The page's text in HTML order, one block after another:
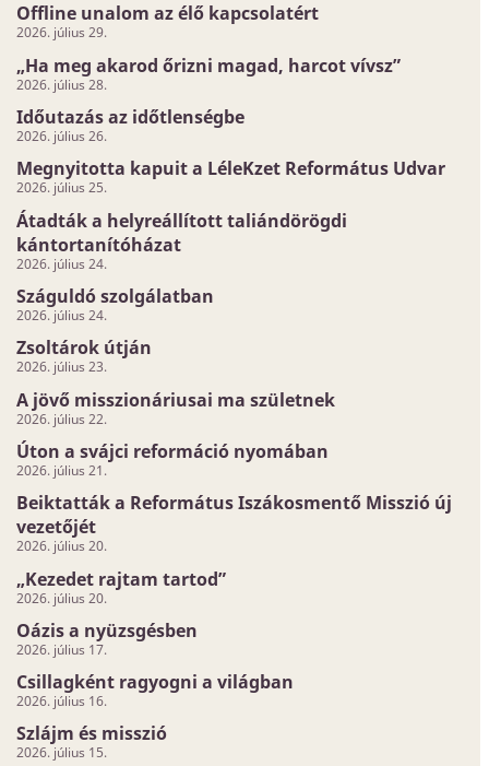
Offline unalom az élő kapcsolatért
2026. július 29.
„Ha meg akarod őrizni magad, harcot vívsz”
2026. július 28.
Időutazás az időtlenségbe
2026. július 26.
Megnyitotta kapuit a LéleKzet Református Udvar
2026. július 25.
Átadták a helyreállított taliándörögdi
kántortanítóházat
2026. július 24.
Száguldó szolgálatban
2026. július 24.
Zsoltárok útján
2026. július 23.
A jövő misszionáriusai ma születnek
2026. július 22.
Úton a svájci reformáció nyomában
2026. július 21.
Beiktatták a Református Iszákosmentő Misszió új
vezetőjét
2026. július 20.
„Kezedet rajtam tartod”
2026. július 20.
Oázis a nyüzsgésben
2026. július 17.
Csillagként ragyogni a világban
2026. július 16.
Szlájm és misszió
2026. július 15.